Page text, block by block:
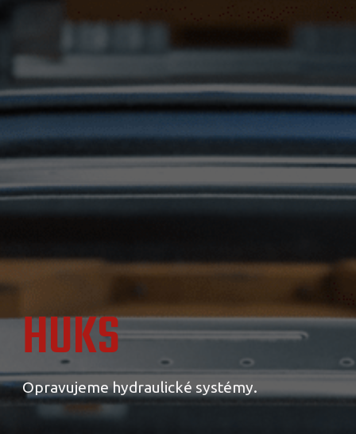
HUKS
Opravujeme hydraulické systémy.